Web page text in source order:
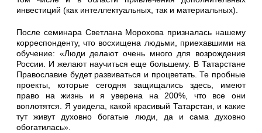
инвестиций (как интеллектуальных, так и материальных).
После семинара Светлана Морохова призналась нашему
корреспонденту, что восхищена людьми, приехавшими на
обучение: «Люди делают очень много для возрождения
России. И желают научиться еще большему. В Татарстане
Православие будет развиваться и процветать. Те пробные
проекты, которые сегодня защищались здесь, имеют
право на жизнь и я уверена на 200%, что все они
воплотятся. Я увидела, какой красивый Татарстан, и какие
тут живут духовно богатые люди, да и сама духовно
обогатилась».